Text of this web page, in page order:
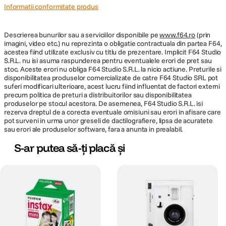
expunerii ±2/3EV, +1EV
extern
Nu se aplica
Raza efectiva
blit
0.6m - 2.7 m
DETALII PRODUCATOR
Cod producator LI150w
ECRAN / VIEWFINDER:
DOF Preview Nespecificat
Informatii
Nu are
Informatii conformitate produs
Descrierea bunurilor sau a serviciilor disponibile pewww.f64.ro(prin
imagini, video etc.) nu reprezinta o obligatie contractuala din partea F64,
acestea fiind utilizate exclusiv cu titlu de prezentare. Implicit F64 Studio
S.R.L. nu isi asuma raspunderea pentru eventualele erori de pret sau
stoc. Aceste erori nu obliga F64 Studio S.R.L. la nicio actiune. Preturile si
disponibilitatea produselor comercializate de catre F64 Studio SRL pot
suferi modificari ulterioare, acest lucru fiind influentat de factori externi
precum politica de preturi a distribuitorilor sau disponibilitatea
produselor pe stocul acestora. De asemenea, F64 Studio S.R.L. isi
rezerva dreptul de a corecta eventuale omisiuni sau erori in afisare care
pot surveni in urma unor greseli de dactilografiere, lipsa de acuratete
sau erori ale produselor software, fara a anunta in prealabil.
S-ar putea să-ți placă și